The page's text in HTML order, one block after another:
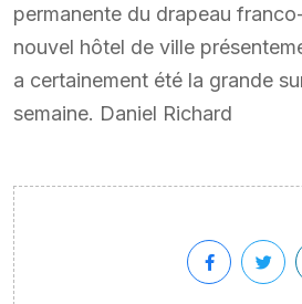
permanente du drapeau
nouvel hôtel de ville
a certainement été la grande
semaine. Daniel Richard